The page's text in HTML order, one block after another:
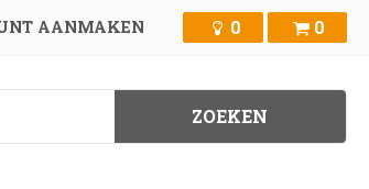
AANMAKEN 0 0